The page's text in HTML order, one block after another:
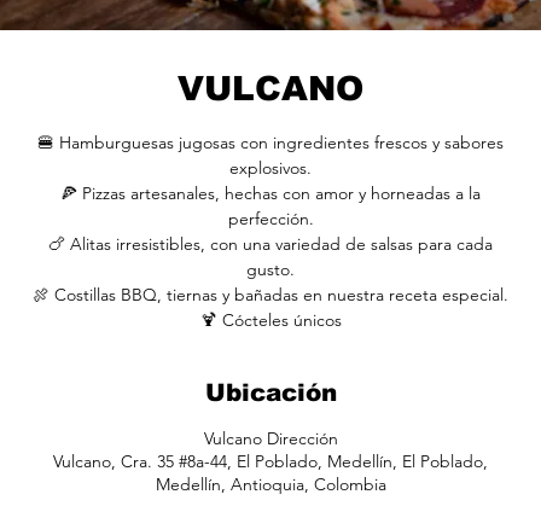
VULCANO
🍔 Hamburguesas jugosas con ingredientes frescos y sabores
explosivos.
🍕 Pizzas artesanales, hechas con amor y horneadas a la
perfección.
🍗 Alitas irresistibles, con una variedad de salsas para cada
gusto.
🍖 Costillas BBQ, tiernas y bañadas en nuestra receta especial.
🍹 Cócteles únicos
Ubicación
Vulcano Dirección
Vulcano, Cra. 35 #8a-44, El Poblado, Medellín, El Poblado,
Medellín, Antioquia, Colombia